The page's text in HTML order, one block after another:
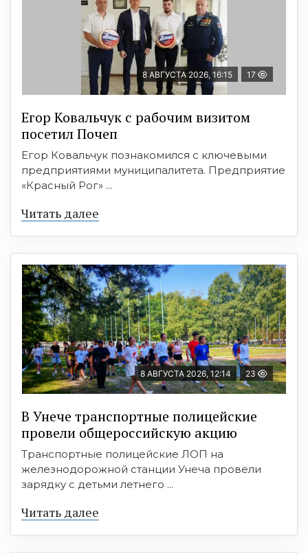
8 АВГУСТА 2026, 16:15 17
Егор Ковальчук с рабочим визитом
посетил Почеп
Егор Ковальчук познакомился с ключевыми
предприятиями муниципалитета. Предприятие
«Красный Рог» ...
Читать далее
8 АВГУСТА 2026, 12:14 23
В Унече транспортные полицейские
провели общероссийскую акцию
Транспортные полицейские ЛОП на
железнодорожной станции Унеча провели
зарядку с детьми летнего ...
Читать далее